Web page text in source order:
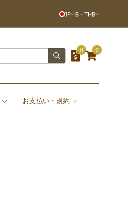
JP ฿ - THB
0 0
お支払い・規約